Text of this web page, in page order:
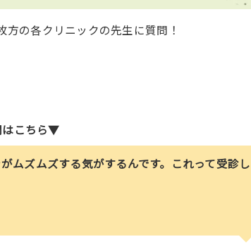
の各クリニックの先生に質問！
こちら▼
ムズムズする気がするんです。これって受診し